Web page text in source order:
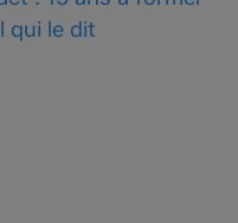
qui le dit